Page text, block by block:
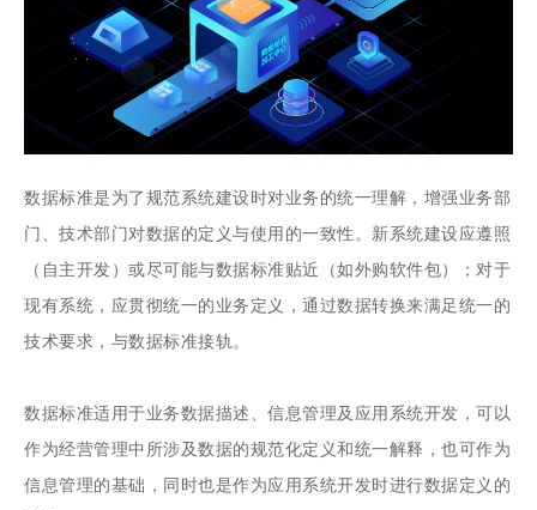
数据标准是为了规范系统建设时对业务的统一理解，增强业务部
门、技术部门对数据的定义与使用的一致性。新系统建设应遵照
（自主开发）或尽可能与数据标准贴近（如外购软件包）；对于
现有系统，应贯彻统一的业务定义，通过数据转换来满足统一的
技术要求，与数据标准接轨。
数据标准适用于业务数据描述、信息管理及应用系统开发，可以
作为经营管理中所涉及数据的规范化定义和统一解释，也可作为
信息管理的基础，同时也是作为应用系统开发时进行数据定义的